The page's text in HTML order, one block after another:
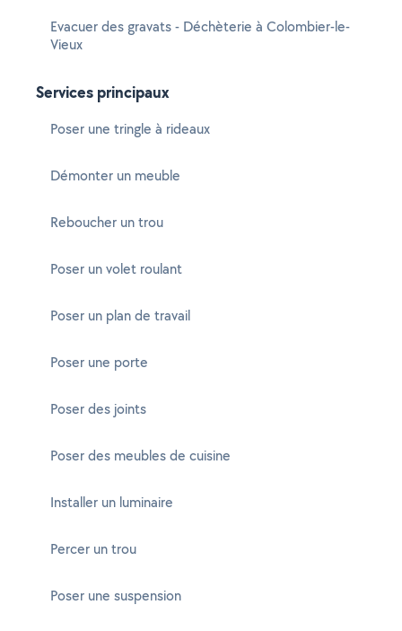
Evacuer des gravats - Déchèterie à Colombier-le-
Vieux
Services principaux
Poser une tringle à rideaux
Démonter un meuble
Reboucher un trou
Poser un volet roulant
Poser un plan de travail
Poser une porte
Poser des joints
Poser des meubles de cuisine
Installer un luminaire
Percer un trou
Poser une suspension